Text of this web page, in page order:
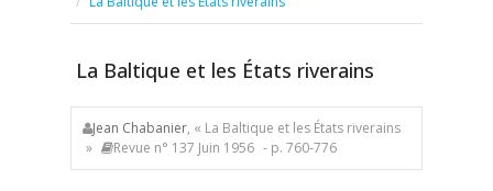
La Baltique et les États riverains
Jean Chabanier, « La Baltique et les États riverains
»
Revue n° 137 Juin 1956 - p. 760-776